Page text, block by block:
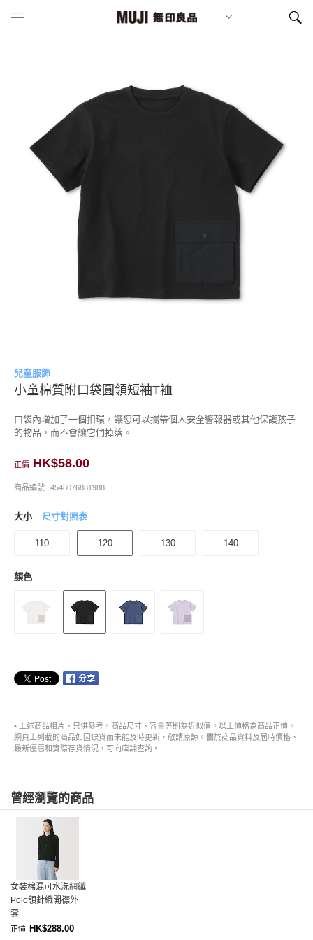
兒童服飾
小童棉質附口袋圓領短袖T裇
口袋內增加了一個扣環，讓您可以攜帶個人安全警報器或其他保護孩子
的物品，而不會讓它們掉落。
正價 HK$58.00
商品編號 4548076881988
大小 尺寸對照表
110 120 130 140
顏色
• 上述商品相片、只供參考。商品尺寸、容量等則為近似值。以上價格為商品正價。
網頁上列載的商品如因缺貨而未能及時更新，敬請原諒。關於商品資料及屆時價格、
最新優惠和實際存貨情況，可向店舖查詢。
曾經瀏覽的商品
女裝棉混可水洗網織
Polo領針織開襟外
套
正價 HK$288.00